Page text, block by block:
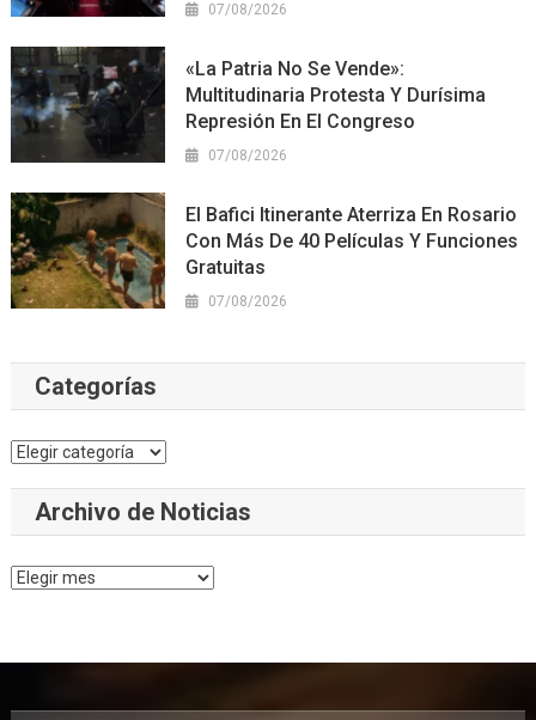
07/08/2026
«La Patria No Se Vende»:
Multitudinaria Protesta Y Durísima
Represión En El Congreso
07/08/2026
El Bafici Itinerante Aterriza En Rosario
Con Más De 40 Películas Y Funciones
Gratuitas
07/08/2026
Categorías
Categorías
Archivo de Noticias
Archivo